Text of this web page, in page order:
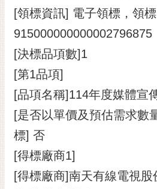
[領標資訊] 電子領標，領
915000000000002796875
[決標品項數]1
[第1品項]
[品項名稱]114年度媒體宣
[是否以單價及預估需求數
標] 否
[得標廠商1]
[得標廠商]南天有線電視股